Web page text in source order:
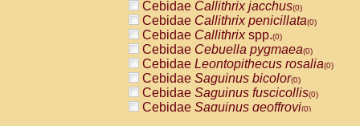
Cebidae Callithrix jacchus(0)
Cebidae Callithrix penicillata(0)
Cebidae Callithrixspp.(0)
Cebidae Cebuella pygmaea(0)
Cebidae Leontopithecus rosalia(0)
Cebidae Saguinus bicolor(0)
Cebidae Saguinus fuscicollis(0)
Cebidae Saguinus geoffroyi(0)